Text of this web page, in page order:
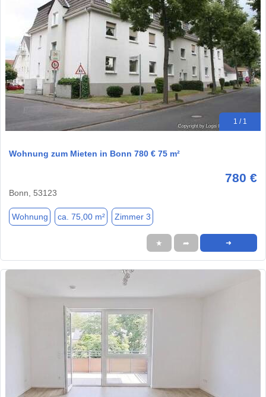
1 / 1
Wohnung zum Mieten in Bonn 780 € 75 m²
780 €
Bonn, 53123
Wohnung ca. 75,00 m² Zimmer 3
★ ➦ ➜